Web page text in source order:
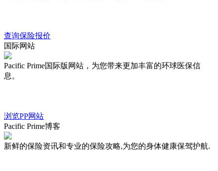
查询保险报价
国际网站
Pacific Prime国际版网站，为您带来更加丰富的环球医保信
息。
浏览PP网站
Pacific Prime博客
新鲜的保险资讯和专业的保险攻略,为您的身体健康保驾护航.